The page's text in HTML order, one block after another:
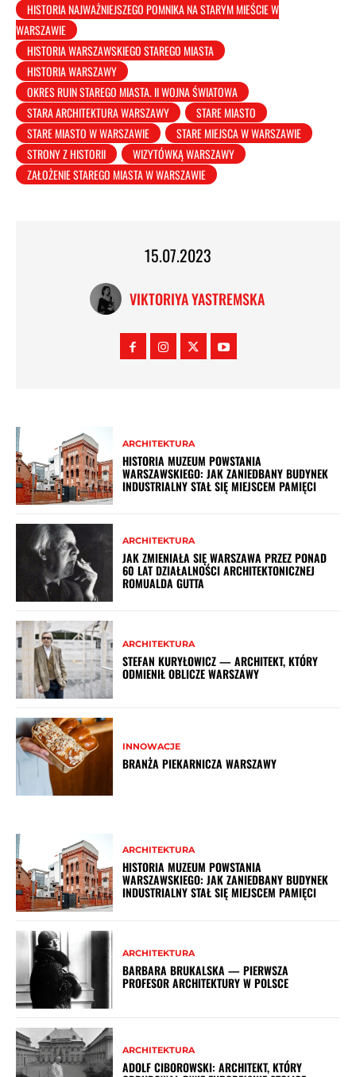
HISTORIA NAJWAŻNIEJSZEGO POMNIKA NA STARYM MIEŚCIE W
WARSZAWIE
HISTORIA WARSZAWSKIEGO STAREGO MIASTA
HISTORIA WARSZAWY
OKRES RUIN STAREGO MIASTA. II WOJNA ŚWIATOWA
STARA ARCHITEKTURA WARSZAWY
STARE MIASTO
STARE MIASTO W WARSZAWIE
STARE MIEJSCA W WARSZAWIE
STRONY Z HISTORII
WIZYTÓWKĄ WARSZAWY
ZAŁOŻENIE STAREGO MIASTA W WARSZAWIE
15.07.2023
VIKTORIYA YASTREMSKA
ARCHITEKTURA
HISTORIA MUZEUM POWSTANIA
WARSZAWSKIEGO: JAK ZANIEDBANY BUDYNEK
INDUSTRIALNY STAŁ SIĘ MIEJSCEM PAMIĘCI
ARCHITEKTURA
JAK ZMIENIAŁA SIĘ WARSZAWA PRZEZ PONAD
60 LAT DZIAŁALNOŚCI ARCHITEKTONICZNEJ
ROMUALDA GUTTA
ARCHITEKTURA
STEFAN KURYŁOWICZ — ARCHITEKT, KTÓRY
ODMIENIŁ OBLICZE WARSZAWY
INNOWACJE
BRANŻA PIEKARNICZA WARSZAWY
ARCHITEKTURA
HISTORIA MUZEUM POWSTANIA
WARSZAWSKIEGO: JAK ZANIEDBANY BUDYNEK
INDUSTRIALNY STAŁ SIĘ MIEJSCEM PAMIĘCI
ARCHITEKTURA
BARBARA BRUKALSKA — PIERWSZA
PROFESOR ARCHITEKTURY W POLSCE
ARCHITEKTURA
ADOLF CIBOROWSKI: ARCHITEKT, KTÓRY